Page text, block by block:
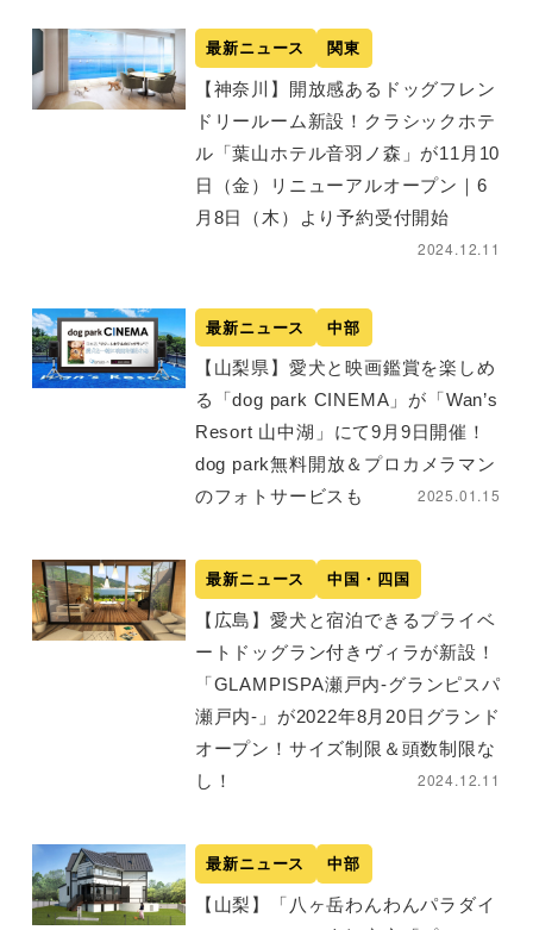
最新ニュース 関東
【神奈川】開放感あるドッグフレン
ドリールーム新設！クラシックホテ
ル「葉山ホテル音羽ノ森」が11月10
日（金）リニューアルオープン｜6
月8日（木）より予約受付開始
2024.12.11
最新ニュース 中部
【山梨県】愛犬と映画鑑賞を楽しめ
る「dog park CINEMA」が「Wan’s
Resort 山中湖」にて9月9日開催！
dog park無料開放＆プロカメラマン
のフォトサービスも
2025.01.15
最新ニュース 中国・四国
【広島】愛犬と宿泊できるプライベ
ートドッグラン付きヴィラが新設！
「GLAMPISPA瀬戸内-グランピスパ
瀬戸内-」が2022年8月20日グランド
オープン！サイズ制限＆頭数制限な
し！
2024.12.11
最新ニュース 中部
【山梨】「八ヶ岳わんわんパラダイ